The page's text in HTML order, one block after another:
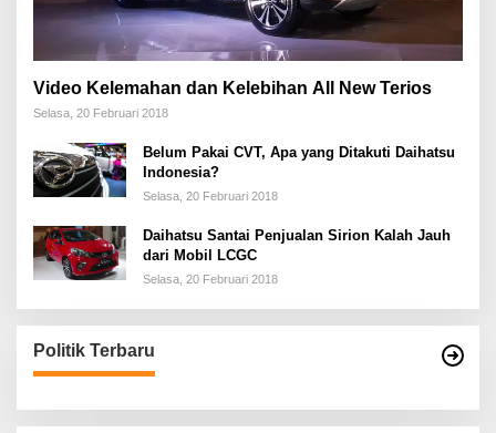
Video Kelemahan dan Kelebihan All New Terios
Selasa, 20 Februari 2018
Belum Pakai CVT, Apa yang Ditakuti Daihatsu
Indonesia?
Selasa, 20 Februari 2018
Daihatsu Santai Penjualan Sirion Kalah Jauh
dari Mobil LCGC
Selasa, 20 Februari 2018
Politik Terbaru